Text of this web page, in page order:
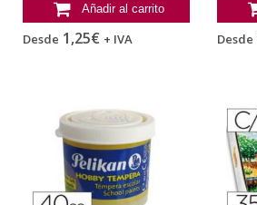
Añadir al carrito
Desde 1,25€ + IVA Desde